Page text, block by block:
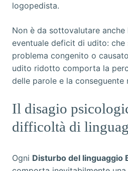
logopedista.
Non è da sottovalutare anche
eventuale deficit di udito:
problema congenito o
udito ridotto comporta la
delle parole e la
Il disagio
difficoltà di
Ogni Disturbo del linguaggio